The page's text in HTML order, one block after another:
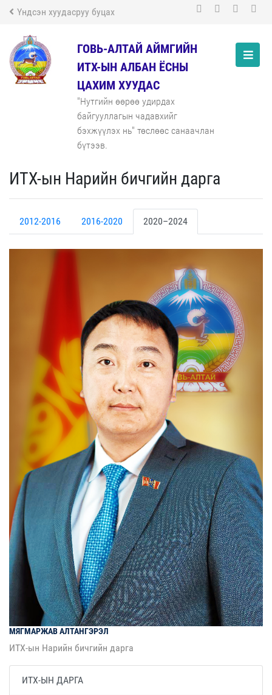
Үндсэн хуудасруу буцах
ГОВЬ-АЛТАЙ АЙМГИЙН
ИТХ-ЫН АЛБАН ЁСНЫ
ЦАХИМ ХУУДАС
"Нутгийн өөрөө удирдах
байгууллагын чадавхийг
бэхжүүлэх нь" төслөөс санаачлан
бүтээв.
ИТХ-ын Нарийн бичгийн дарга
2012-2016 2016-2020 2020–2024
МЯГМАРЖАВАЛТАНГЭРЭЛ
ИТХ-ын Нарийн бичгийн дарга
ИТХ-ЫН ДАРГА